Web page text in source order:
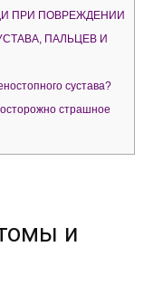
ПРИ ПОВРЕЖДЕНИИ
ПАЛЬЦЕВ И
сустава?
страшное
и